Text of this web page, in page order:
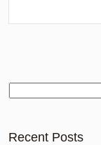
Recent Posts